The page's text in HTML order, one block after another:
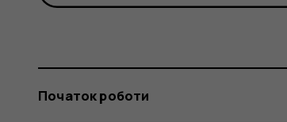
Початок роботи